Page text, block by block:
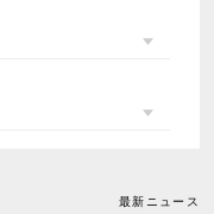
最新ニュース